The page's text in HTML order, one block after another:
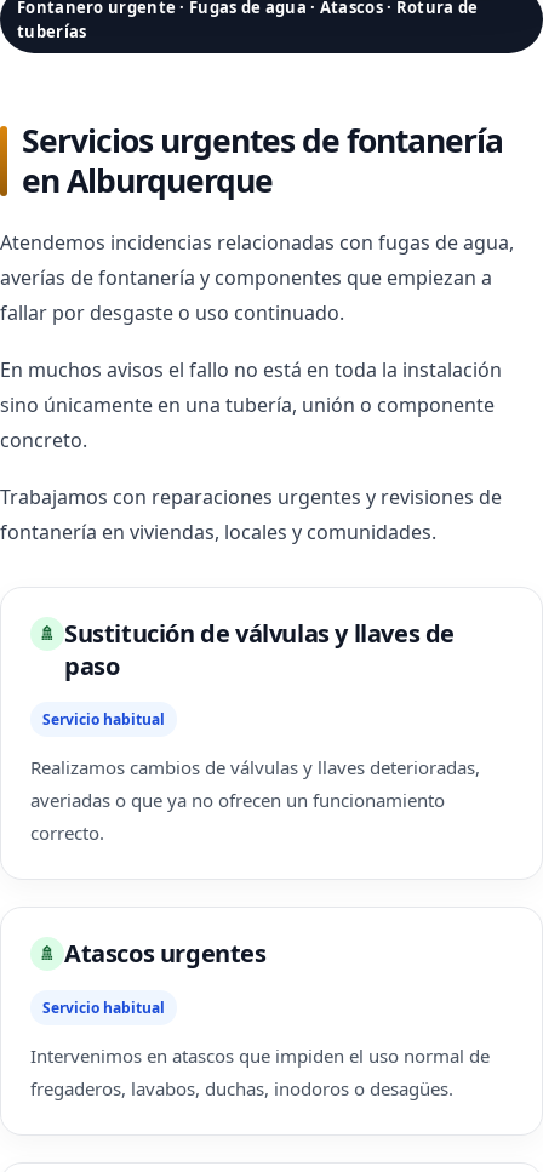
Fontanero urgente · Fugas de agua · Atascos · Rotura de
tuberías
Servicios urgentes de fontanería
en Alburquerque
Atendemos incidencias relacionadas con fugas de agua,
averías de fontanería y componentes que empiezan a
fallar por desgaste o uso continuado.
En muchos avisos el fallo no está en toda la instalación
sino únicamente en una tubería, unión o componente
concreto.
Trabajamos con reparaciones urgentes y revisiones de
fontanería en viviendas, locales y comunidades.
🚿 Sustitución de válvulas y llaves de
paso
Servicio habitual
Realizamos cambios de válvulas y llaves deterioradas,
averiadas o que ya no ofrecen un funcionamiento
correcto.
🚿 Atascos urgentes
Servicio habitual
Intervenimos en atascos que impiden el uso normal de
fregaderos, lavabos, duchas, inodoros o desagües.